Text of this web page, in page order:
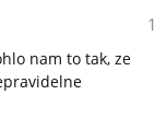
nam to tak, ze